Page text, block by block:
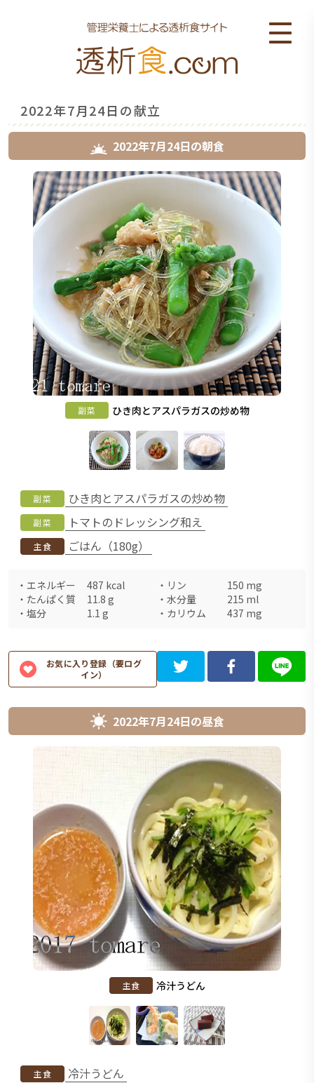
2022年7月24日の献立
2022年7月24日の朝食
副菜 ひき肉とアスパラガスの炒め物
副菜 ひき肉とアスパラガスの炒め物
副菜 トマトのドレッシング和え
主食 ごはん（180g）
・ エネルギー 487 kcal ・ リン 150 mg
・ たんぱく質 11.8 g ・ 水分量 215 ml
・ 塩分 1.1 g ・ カリウム 437 mg
お気に入り登録（要ログ
イン）
2022年7月24日の昼食
主食 冷汁うどん
主食 冷汁うどん